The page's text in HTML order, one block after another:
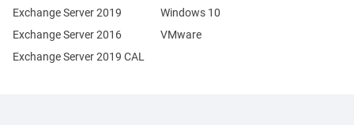
Exchange Server 2019
Exchange Server 2016
Exchange Server 2019 CAL
Windows 10
VMware